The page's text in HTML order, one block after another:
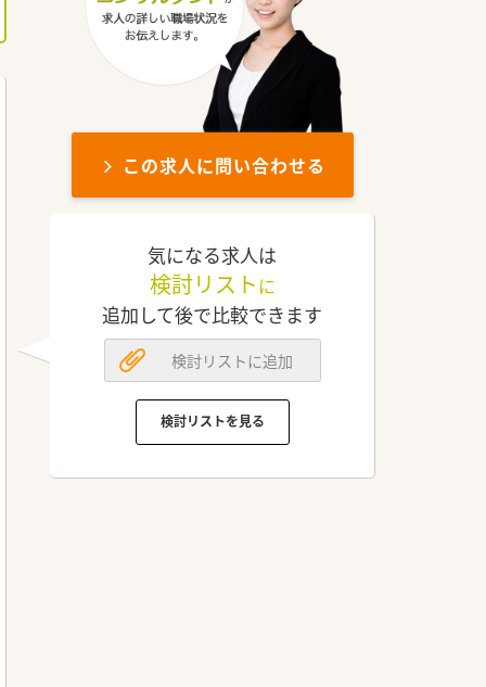
この求人に問い合わせる
気になる求人は
検討リスト に
追加して後で比較できます
検討リストに追加
検討リストを見る